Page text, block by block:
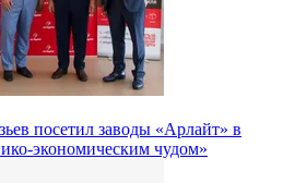
посетил заводы «Арлайт» в
экономическим чудом»